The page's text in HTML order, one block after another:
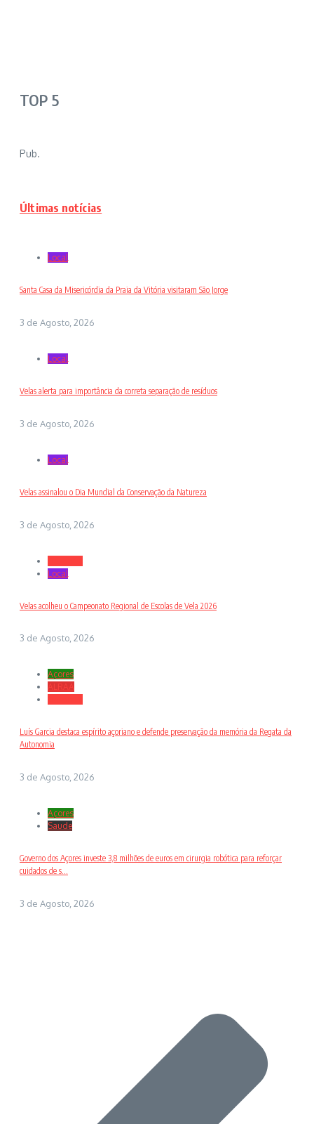
TOP 5
Pub.
Últimas notícias
Local
Santa Casa da Misericórdia da Praia da Vitória visitaram São Jorge
3 de Agosto, 2026
Local
Velas alerta para importância da correta separação de resíduos
3 de Agosto, 2026
Local
Velas assinalou o Dia Mundial da Conservação da Natureza
3 de Agosto, 2026
Local
Velas acolheu o Campeonato Regional de Escolas de Vela 2026
3 de Agosto, 2026
Açores
ALRAA
Luís Garcia destaca espírito açoriano e defende preservação da memória da Regata da
Autonomia
3 de Agosto, 2026
Açores
Saude
Governo dos Açores investe 3,8 milhões de euros em cirurgia robótica para reforçar
cuidados de s...
3 de Agosto, 2026